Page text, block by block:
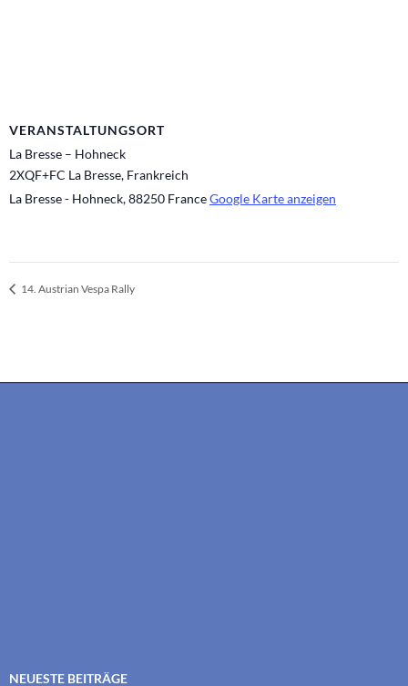
VERANSTALTUNGSORT
La Bresse – Hohneck
2XQF+FC La Bresse, Frankreich
La Bresse - Hohneck,88250 FranceGoogle Karte anzeigen
14. Austrian Vespa Rally
NEUESTE BEITRÄGE